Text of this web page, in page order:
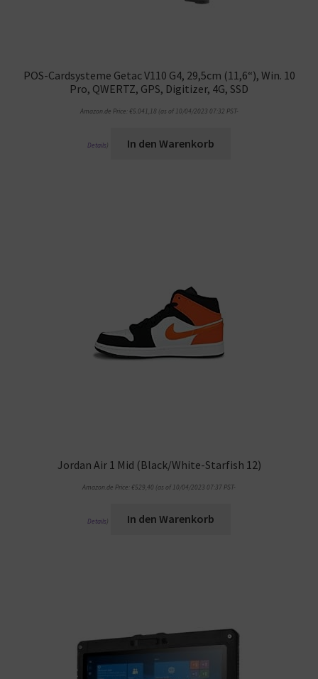
POS-Cardsysteme Getac V110 G4, 29,5cm (11,6“), Win. 10
Pro, QWERTZ, GPS, Digitizer, 4G, SSD
Amazon.de Price: €5.041,18 (as of 10/04/2023 07:32 PST-
Details In den Warenkorb
Jordan Air 1 Mid (Black/White-Starfish 12)
Amazon.de Price: €529,40 (as of 10/04/2023 07:37 PST-
Details In den Warenkorb